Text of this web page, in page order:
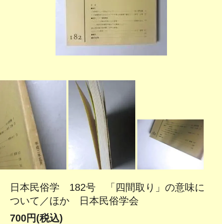
日本民俗学 182号 「四間取り」の意味に
ついて／ほか 日本民俗学会
700円(税込)